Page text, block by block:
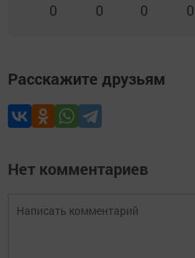
0 0 0 0
Расскажите друзьям
Нет комментариев